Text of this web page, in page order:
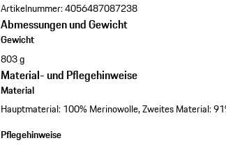
Artikelnummer:4056487087238
Abmessungen und Gewicht
Gewicht
803 g
Material- und Pflegehinweise
Material
Hauptmaterial: 100% Merinowolle, Zweites Material:
Pflegehinweise